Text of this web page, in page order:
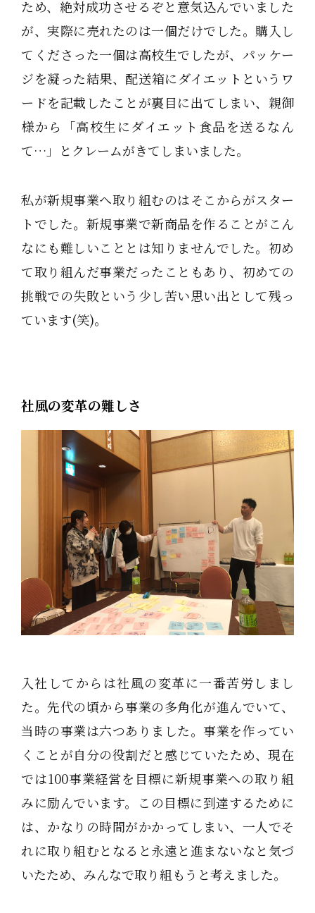
ため、絶対成功させるぞと意気込んでいました
が、実際に売れたのは一個だけでした。購入し
てくださった一個は高校生でしたが、パッケー
ジを凝った結果、配送箱にダイエットというワ
ードを記載したことが裏目に出てしまい、親御
様から「高校生にダイエット食品を送るなん
て…」とクレームがきてしまいました。
私が新規事業へ取り組むのはそこからがスター
トでした。新規事業で新商品を作ることがこん
なにも難しいこととは知りませんでした。初め
て取り組んだ事業だったこともあり、初めての
挑戦での失敗という少し苦い思い出として残っ
ています(笑)。
社風の変革の難しさ
入社してからは社風の変革に一番苦労しまし
た。先代の頃から事業の多角化が進んでいて、
当時の事業は六つありました。事業を作ってい
くことが自分の役割だと感じていたため、現在
では100事業経営を目標に新規事業への取り組
みに励んでいます。この目標に到達するために
は、かなりの時間がかかってしまい、一人でそ
れに取り組むとなると永遠と進まないなと気づ
いたため、みんなで取り組もうと考えました。